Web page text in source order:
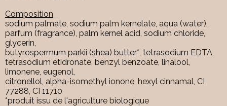
Composition
sodium palmate, sodium palm kernelate, aqua (water),
parfum (fragrance), palm kernel acid, sodium chloride,
glycerin,
butyrospermum parkii (shea) butter*, tetrasodium EDTA,
tetrasodium etidronate, benzyl benzoate, linalool,
limonene, eugenol,
citronellol, alpha-isomethyl ionone, hexyl cinnamal, CI
77288, CI 11710
*produit issu de l'agriculture biologique